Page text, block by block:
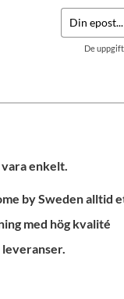
De
enkelt.
by Sweden alltid
med hög kvalité
leveranser.